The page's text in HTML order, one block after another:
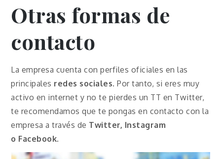
Otras formas de
contacto
La empresa cuenta con perfiles oficiales en las
principales redes sociales. Por tanto, si eres muy
activo en internet y no te pierdes un TT en Twitter,
te recomendamos que te pongas en contacto con la
empresa a través de Twitter, Instagram
o Facebook.